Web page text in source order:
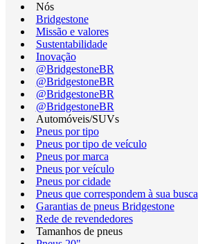
Nós
Bridgestone
Missão e valores
Sustentabilidade
Inovação
@BridgestoneBR
@BridgestoneBR
@BridgestoneBR
@BridgestoneBR
Automóveis/SUVs
Pneus por tipo
Pneus por tipo de veículo
Pneus por marca
Pneus por veículo
Pneus por cidade
Pneus que correspondem à sua busca
Garantias de pneus Bridgestone
Rede de revendedores
Tamanhos de pneus